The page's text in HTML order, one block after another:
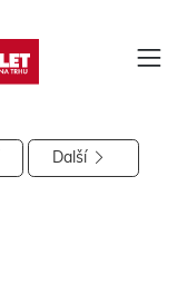
hledat
Další